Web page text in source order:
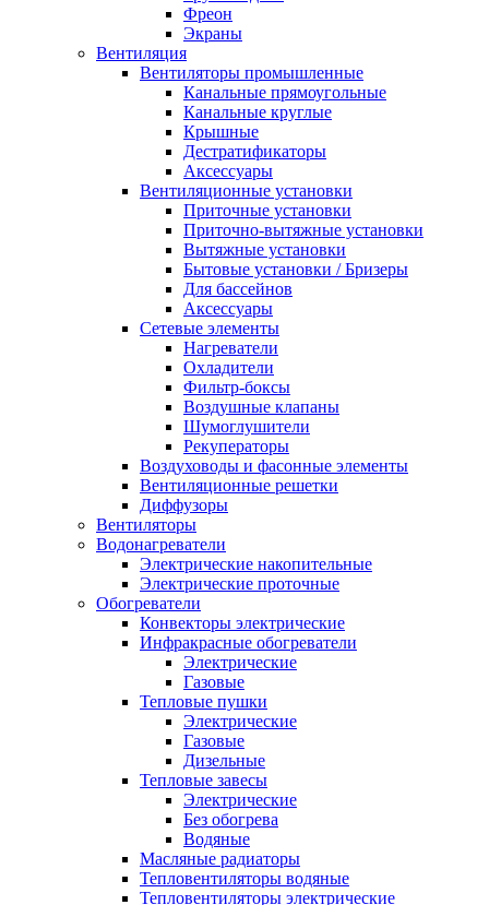
Фреон
Экраны
Вентиляция
Вентиляторы промышленные
Канальные прямоугольные
Канальные круглые
Крышные
Дестратификаторы
Аксессуары
Вентиляционные установки
Приточные установки
Приточно-вытяжные установки
Вытяжные установки
Бытовые установки / Бризеры
Для бассейнов
Аксессуары
Сетевые элементы
Нагреватели
Охладители
Фильтр-боксы
Воздушные клапаны
Шумоглушители
Рекуператоры
Воздуховоды и фасонные элементы
Вентиляционные решетки
Диффузоры
Вентиляторы
Водонагреватели
Электрические накопительные
Электрические проточные
Обогреватели
Конвекторы электрические
Инфракрасные обогреватели
Электрические
Газовые
Тепловые пушки
Электрические
Газовые
Дизельные
Тепловые завесы
Электрические
Без обогрева
Водяные
Масляные радиаторы
Тепловентиляторы водяные
Тепловентиляторы электрические